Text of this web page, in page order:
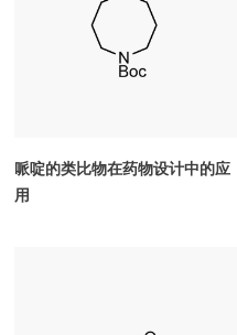
哌啶的类比物在药物设计中的应
用